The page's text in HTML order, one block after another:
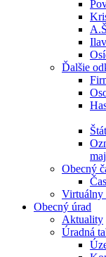
Ďalšie
Obecný
Virtuálny
Obecný úrad
Aktuality
Úradná